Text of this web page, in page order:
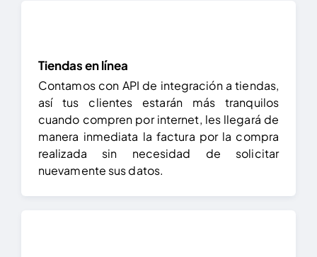
Tiendas en línea
Contamos con API de integración a tiendas,
así tus clientes estarán más tranquilos
cuando compren por internet, les llegará de
manera inmediata la factura por la compra
realizada sin necesidad de solicitar
nuevamente sus datos.